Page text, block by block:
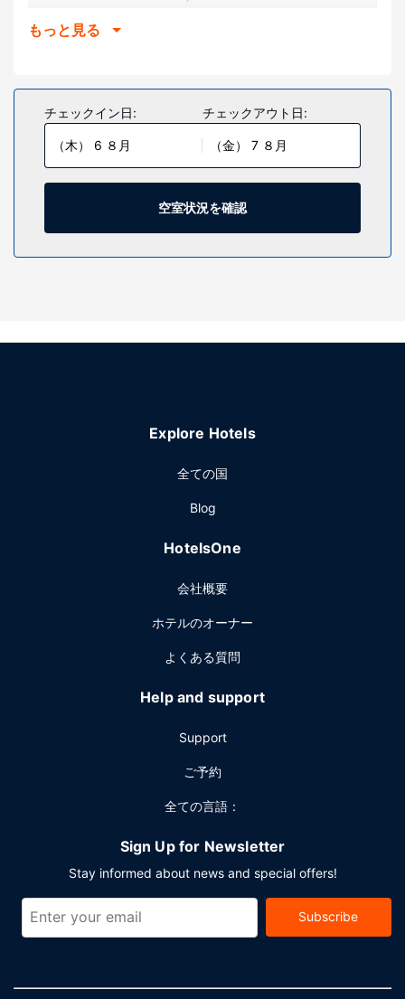
Voyageurs National Park and 1 mi (1.7 km) from St.
Make yourself at home in one of the 25 air-conditioned
rooms featuring microwaves and Smart televisions.
Complimentary wireless internet access keeps you
connected, and cable programming is available for your
entertainment. Private bathrooms with showers feature
complimentary toiletries and hair dryers. Conveniences
include coffee/tea makers, and housekeeping is provided
machine.
もっと見る
チェックイン日:
（木） 6 ８月
チェックアウト日:
（金） 7 ８月
空室状況を確認
Explore Hotels
全ての国
Blog
HotelsOne
会社概要
ホテルのオーナー
よくある質問
Help and support
Support
ご予約
全ての言語：
Sign Up for Newsletter
Stay informed about news and special offers!
Subscribe